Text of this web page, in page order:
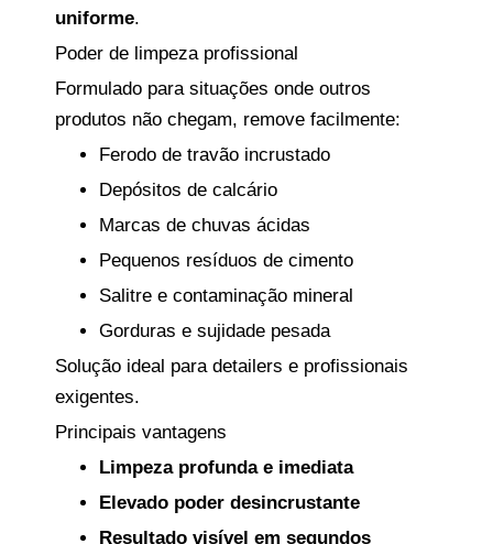
uniforme.
Poder de limpeza profissional
Formulado para situações onde outros
produtos não chegam, remove facilmente:
Ferodo de travão incrustado
Depósitos de calcário
Marcas de chuvas ácidas
Pequenos resíduos de cimento
Salitre e contaminação mineral
Gorduras e sujidade pesada
Solução ideal para detailers e profissionais
exigentes.
Principais vantagens
Limpeza profunda e imediata
Elevado poder desincrustante
Resultado visível em segundos